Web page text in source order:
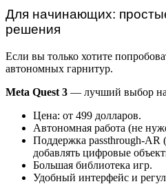
Для начинающих:
решения
Если вы только хотите
автономных гарнитур.
Meta Quest 3 — лучший выбор на
Цена: от 499 долларов.
Автономная работа (не
Поддержка passthrough-AR
добавлять цифровые
Большая библиотека игр.
Удобный интерфейс и